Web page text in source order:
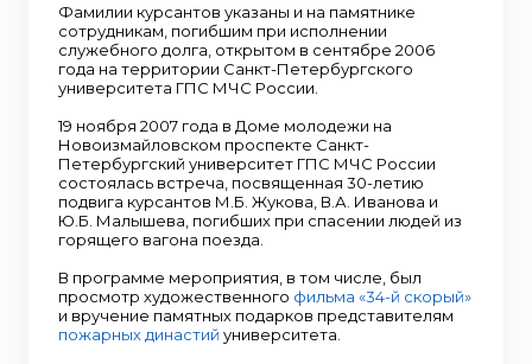
Фамилии курсантов указаны и на памятнике
сотрудникам, погибшим при исполнении
служебного долга, открытом в сентябре 2006
года на территории Санкт-Петербургского
университета ГПС МЧС России.
19 ноября 2007 года в Доме молодежи на
Новоизмайловском проспекте Санкт-
Петербургский университет ГПС МЧС России
состоялась встреча, посвященная 30-летию
подвига курсантов М.Б. Жукова, В.А. Иванова и
Ю.Б. Малышева, погибших при спасении людей из
горящего вагона поезда.
В программе мероприятия, в том числе, был
просмотр художественного фильма «34-й скорый»
и вручение памятных подарков представителям
пожарных династий университета.